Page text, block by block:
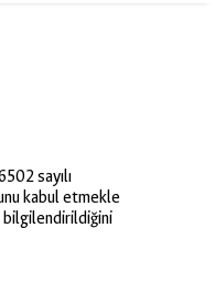
sayılı
kabul etmekle
bilgilendirildiğini